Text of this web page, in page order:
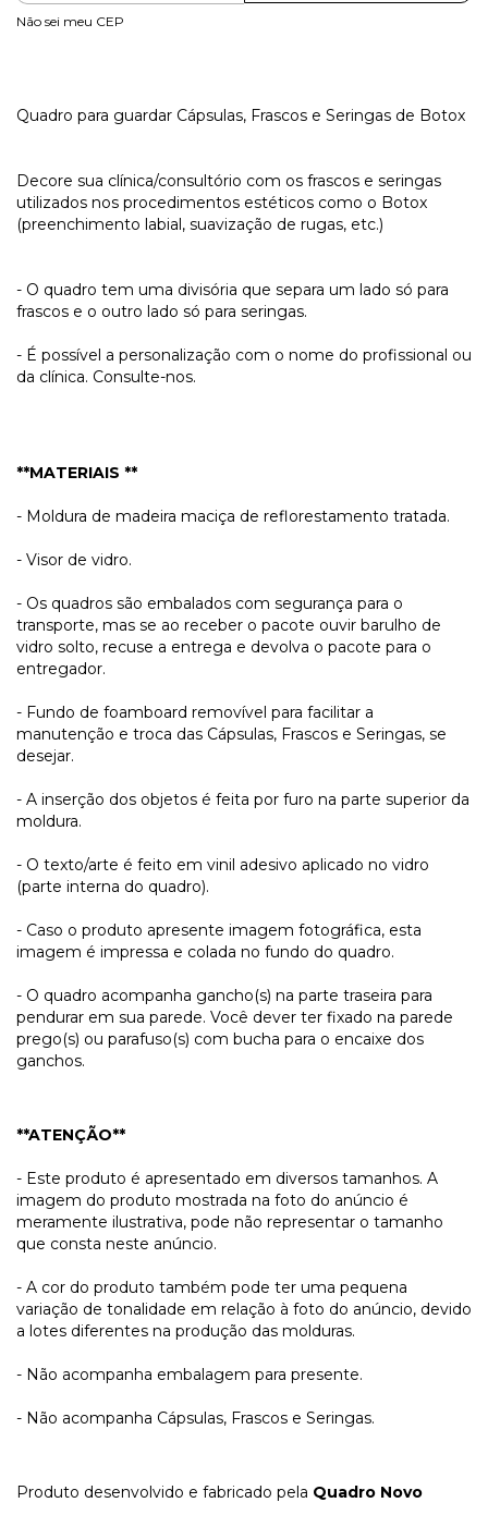
Não sei meu CEP
Quadro para guardar Cápsulas, Frascos e Seringas de Botox
Decore sua clínica/consultório com os frascos e seringas
utilizados nos procedimentos estéticos como o Botox
(preenchimento labial, suavização de rugas, etc.)
- O quadro tem uma divisória que separa um lado só para
frascos e o outro lado só para seringas.
- É possível a personalização com o nome do profissional ou
da clínica. Consulte-nos.
**MATERIAIS **
- Moldura de madeira maciça de reflorestamento tratada.
- Visor de vidro.
- Os quadros são embalados com segurança para o
transporte, mas se ao receber o pacote ouvir barulho de
vidro solto, recuse a entrega e devolva o pacote para o
entregador.
- Fundo de foamboard removível para facilitar a
manutenção e troca das Cápsulas, Frascos e Seringas, se
desejar.
- A inserção dos objetos é feita por furo na parte superior da
moldura.
- O texto/arte é feito em vinil adesivo aplicado no vidro
(parte interna do quadro).
- Caso o produto apresente imagem fotográfica, esta
imagem é impressa e colada no fundo do quadro.
- O quadro acompanha gancho(s) na parte traseira para
pendurar em sua parede. Você dever ter fixado na parede
prego(s) ou parafuso(s) com bucha para o encaixe dos
ganchos.
**ATENÇÃO**
- Este produto é apresentado em diversos tamanhos. A
imagem do produto mostrada na foto do anúncio é
meramente ilustrativa, pode não representar o tamanho
que consta neste anúncio.
- A cor do produto também pode ter uma pequena
variação de tonalidade em relação à foto do anúncio, devido
a lotes diferentes na produção das molduras.
- Não acompanha embalagem para presente.
- Não acompanha Cápsulas, Frascos e Seringas.
Produto desenvolvido e fabricado pela Quadro Novo